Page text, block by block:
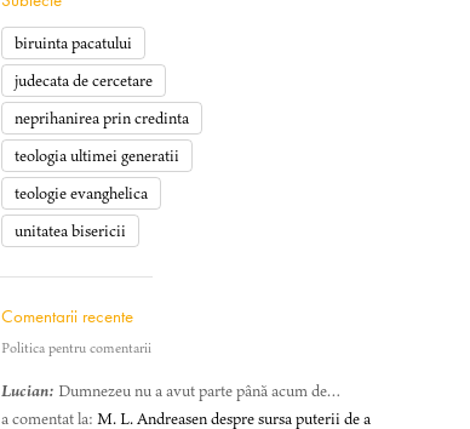
biruinta pacatului
judecata de cercetare
neprihanirea prin credinta
teologia ultimei generatii
teologie evanghelica
unitatea bisericii
Comentarii recente
Politica pentru comentarii
Lucian: Dumnezeu nu a avut parte până acum de…
a comentat la:M. L. Andreasen despre sursa puterii de a